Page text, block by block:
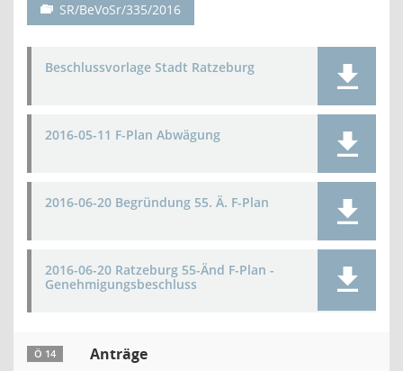
SR/BeVoSr/335/2016
Beschlussvorlage Stadt Ratzeburg
2016-05-11 F-Plan Abwägung
2016-06-20 Begründung 55. Ä. F-Plan
2016-06-20 Ratzeburg 55-Änd F-Plan -
Genehmigungsbeschluss
Ö 14 Anträge